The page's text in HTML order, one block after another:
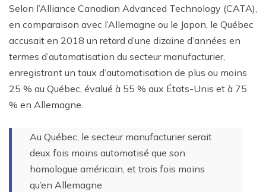
Selon l’Alliance Canadian Advanced Technology (CATA),
en comparaison avec l’Allemagne ou le Japon, le Québec
accusait en 2018 un retard d’une dizaine d’années en
termes d’automatisation du secteur manufacturier,
enregistrant un taux d’automatisation de plus ou moins
25 % au Québec, évalué à 55 % aux États-Unis et à 75
% en Allemagne.
Au Québec, le secteur manufacturier serait
deux fois moins automatisé que son
homologue américain, et trois fois moins
qu’en Allemagne